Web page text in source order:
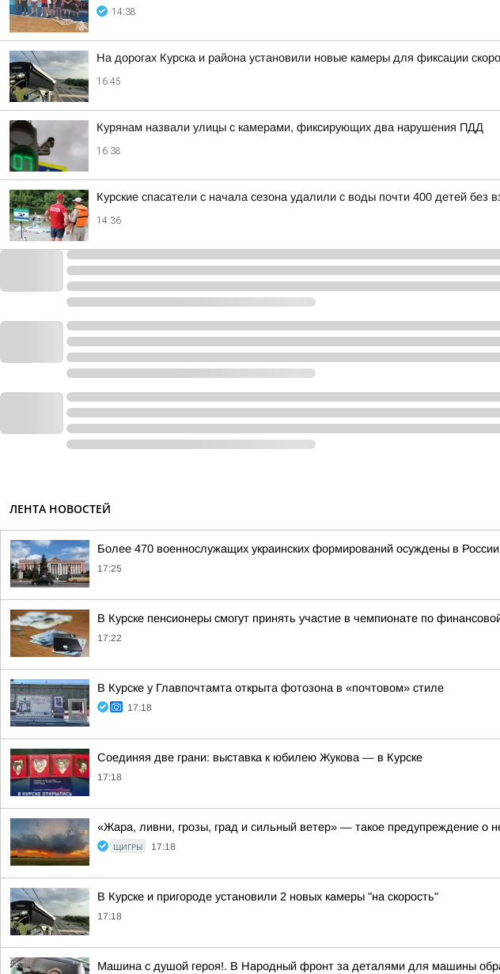
14:38
На дорогах Курска и района установили новые камеры для фиксации
16:45
Курянам назвали улицы с камерами, фиксирующих два нарушения ПДД
16:38
Курские спасатели с начала сезона удалили с воды почти 400 детей без
14:36
ЛЕНТА НОВОСТЕЙ
Более 470 военнослужащих украинских формирований осуждены в
17:25
В Курске пенсионеры смогут принять участие в чемпионате по
17:22
В Курске у Главпочтамта открыта фотозона в «почтовом» стиле
17:18
Соединяя две грани: выставка к юбилею Жукова — в Курске
17:18
«Жара, ливни, грозы, град и сильный ветер» — такое предупреждение о
ЩИГРЫ 17:18
В Курске и пригороде установили 2 новых камеры "на скорость"
17:18
Машина с душой героя!. В Народный фронт за деталями для машины